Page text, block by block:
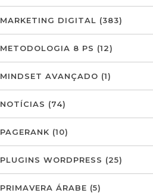
MARKETING DIGITAL (383)
METODOLOGIA 8 PS (12)
MINDSET AVANÇADO (1)
NOTÍCIAS (74)
PAGERANK (10)
PLUGINS WORDPRESS (25)
PRIMAVERA ÁRABE (5)